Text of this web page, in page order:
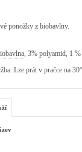
ponožky z biobavlny.
, 3% polyamid, 1 %
Lze prát v pračce na